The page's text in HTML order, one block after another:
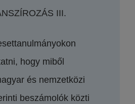
III.
hogy miből
és nemzetközi
beszámolók közti